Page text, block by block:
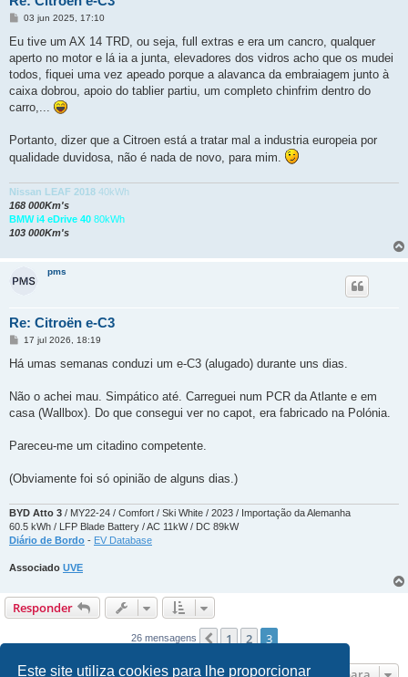
Este site utiliza cookies para lhe proporcionar
M
n
a
g
m
03 jun 2025, 17:10
Eu tive um AX 14 TRD, ou seja, full extras e era um cancro, qualquer
aperto no motor e lá ia a junta, elevadores dos vidros acho que os mudei
todos, fiquei uma vez apeado porque a alavanca da embraiagem junto à
caixa dobrou, apoio do tablier partiu, um completo chinfrim dentro do
carro,...
Portanto, dizer que a Citroen está a tratar mal a industria europeia por
qualidade duvidosa, não é nada de novo, para mim.
Nissan LEAF 2018 40kWh
168 000Km's
BMW i4 eDrive 40 80kWh
103 000Km's
pms
Re: Citroën e-C3
M
n
g
m
17 jul 2026, 18:19
Há umas semanas conduzi um e-C3 (alugado) durante uns dias.
Não o achei mau. Simpático até. Carreguei num PCR da Atlante e em
casa (Wallbox). Do que consegui ver no capot, era fabricado na Polónia.
Pareceu-me um citadino competente.
(Obviamente foi só opinião de alguns dias.)
BYD Atto 3 / MY22-24 / Comfort / Ski White / 2023 / Importação da Alemanha
60.5 kWh / LFP Blade Battery / AC 11kW / DC 89kW
Diário de Bordo - EV Database
Associado UVE
Responder
26 mensagens Anterior
1 2 3